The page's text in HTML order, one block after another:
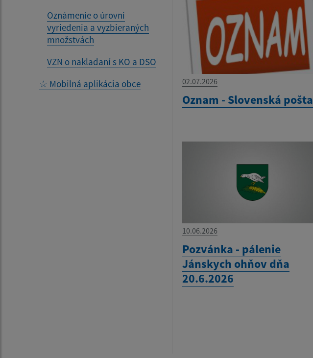
Oznámenie o úrovni
vyriedenia a vyzbieraných
množstvách
VZN o nakladaní s KO a DSO
☆ Mobilná aplikácia obce
02.07.2026
Oznam - Slovenská pošta
10.06.2026
Pozvánka - pálenie
Jánskych ohňov dňa
20.6.2026